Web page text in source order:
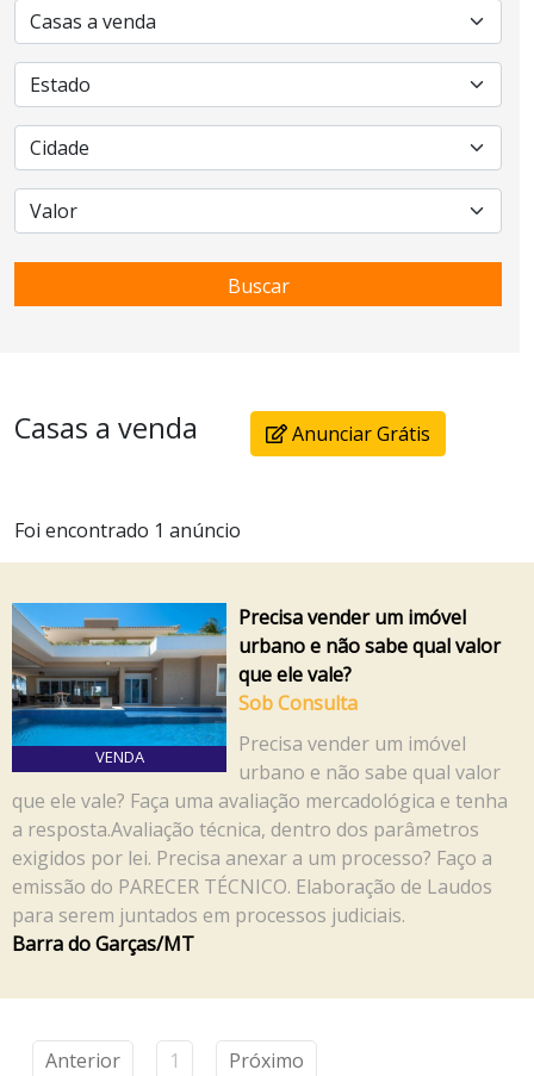
Buscar
Casas a venda Anunciar Grátis
Foi encontrado 1 anúncio
VENDA
Precisa vender um imóvel
urbano e não sabe qual valor
que ele vale?
Sob Consulta
Precisa vender um imóvel
urbano e não sabe qual valor
que ele vale? Faça uma avaliação mercadológica e tenha
a resposta.Avaliação técnica, dentro dos parâmetros
exigidos por lei. Precisa anexar a um processo? Faço a
emissão do PARECER TÉCNICO. Elaboração de Laudos
para serem juntados em processos judiciais.
Barra do Garças/MT
Anterior 1 Próximo